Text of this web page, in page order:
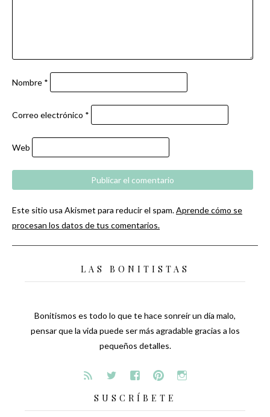
Nombre *
Correo electrónico *
Web
Este sitio usa Akismet para reducir el spam.Aprende cómo se
procesan los datos de tus comentarios.
LAS BONITISTAS
Bonitismos es todo lo que te hace sonreír un día malo,
pensar que la vida puede ser más agradable gracias a los
pequeños detalles.
SUSCRÍBETE